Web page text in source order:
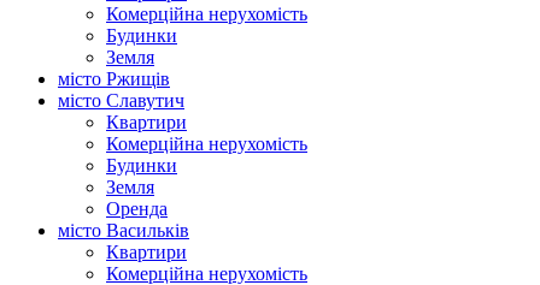
Комерційна нерухомість
Будинки
Земля
місто Ржищів
місто Славутич
Квартири
Комерційна нерухомість
Будинки
Земля
Оренда
місто Василькiв
Квартири
Комерційна нерухомість